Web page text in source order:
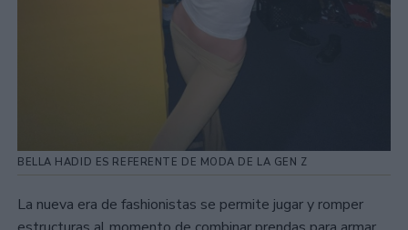
BELLA HADID ES REFERENTE DE MODA DE LA GEN Z
La nueva era de fashionistas se permite jugar y romper